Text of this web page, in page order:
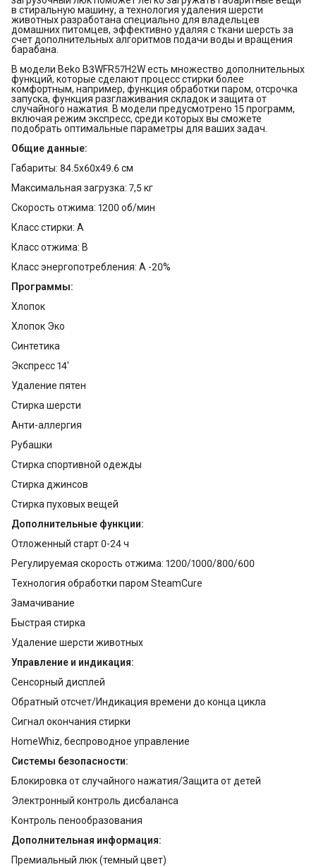
в стиральную машину, а технология удаления шерсти
животных разработана специально для владельцев
домашних питомцев, эффективно удаляя с ткани шерсть за
счет дополнительных алгоритмов подачи воды и вращения
барабана.
В модели Beko B3WFR57H2W есть множество дополнительных
функций, которые сделают процесс стирки более
комфортным, например, функция обработки паром, отсрочка
запуска, функция разглаживания складок и защита от
случайного нажатия. В модели предусмотрено 15 программ,
включая режим экспресс, среди которых вы сможете
подобрать оптимальные параметры для ваших задач.
Общие данные:
Габариты: 84.5x60x49.6 см
Максимальная загрузка: 7,5 кг
Скорость отжима: 1200 об/мин
Класс стирки: A
Класс отжима: B
Класс энергопотребления: A -20%
Программы:
Хлопок
Хлопок Эко
Синтетика
Экспресс 14'
Удаление пятен
Стирка шерсти
Анти-аллергия
Рубашки
Стирка спортивной одежды
Стирка джинсов
Стирка пуховых вещей
Дополнительные функции:
Отложенный старт 0-24 ч
Регулируемая скорость отжима: 1200/1000/800/600
Технология обработки паром SteamCure
Замачивание
Быстрая стирка
Удаление шерсти животных
Управление и индикация:
Сенсорный дисплей
Обратный отсчет/Индикация времени до конца цикла
Сигнал окончания стирки
HomeWhiz, беспроводное управление
Системы безопасности:
Блокировка от случайного нажатия/Защита от детей
Электронный контроль дисбаланса
Контроль пенообразования
Дополнительная информация:
Премиальный люк (темный цвет)